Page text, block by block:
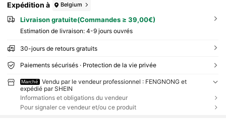
Expédition à Belgium
Livraison gratuite(Commandes ≥ 39,00€)
Estimation de livraison: 4-9 jours ouvrés
30-jours de retours gratuits
Paiements sécurisés · Protection de la vie privée
Marché
Vendu par le vendeur professionnel : FENGNONG et
expédié par SHEIN
Informations et obligations du vendeur
Pour signaler ce vendeur et/ou ce produit